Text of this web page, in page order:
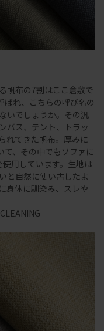
帆布の7割はここ倉敷で
ばれ、こちらの呼び名の
いでしょうか。その汎
バス、テント、トラッ
れてきた帆布。厚みに
、その中でもソファに
用しています。生地は
と自然に使い古したよ
身体に馴染み、スレや